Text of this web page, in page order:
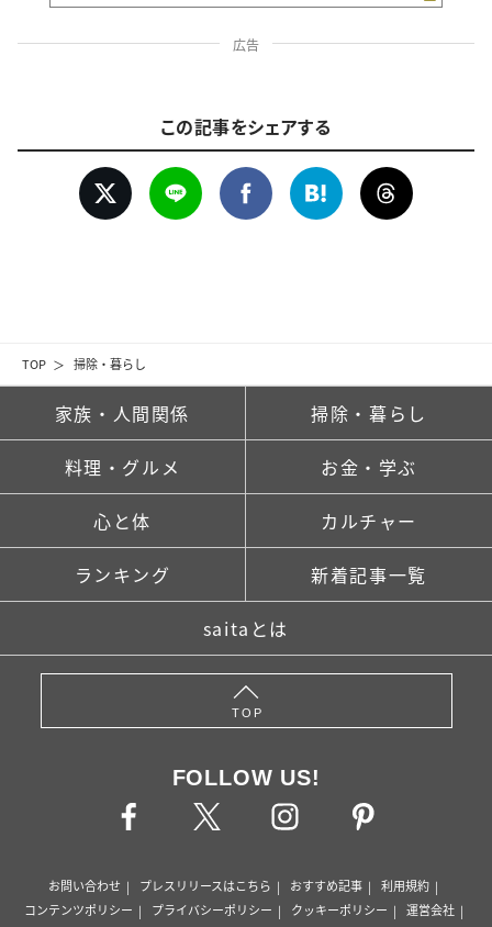
TOP 掃除・暮らし
広告
この記事をシェアする
家族・人間関係 掃除・暮らし
料理・グルメ お金・学ぶ
心と体 カルチャー
ランキング 新着記事一覧
saitaとは
TOP
FOLLOW US!
お問い合わせ プレスリリースはこちら おすすめ記事
利用規約
コンテンツポリシー
プライバシーポリシー クッキーポリシー
運営会社